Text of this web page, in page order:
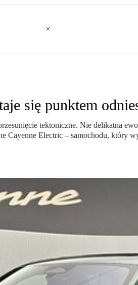
się punktem
tektoniczne. Nie delikatna
Cayenne Electric – samochodu,